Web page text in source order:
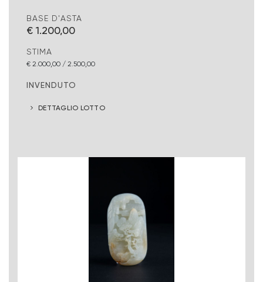
BASE D'ASTA
€ 1.200,00
STIMA
€ 2.000,00 / 2.500,00
INVENDUTO
DETTAGLIO LOTTO